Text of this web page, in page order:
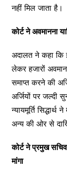
नहीं मिल जाता है।
कोर्ट ने अवमानना
अदालत ने कहा कि
लेकर हजारों
समाप्त करने की
अर्जियों पर जल्दी
न्यायमूर्ति
अन्य की ओर से
कोर्ट ने प्रमुख
मांगा